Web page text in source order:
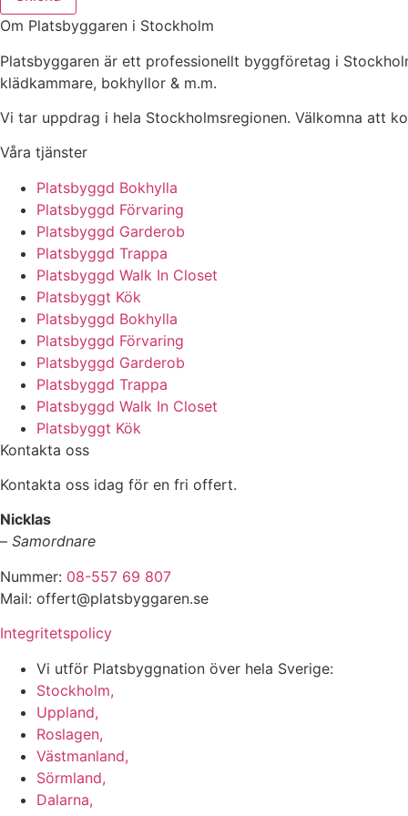
Om Platsbyggaren i Stockholm
Platsbyggaren är ett professionellt byggföretag i
klädkammare, bokhyllor & m.m.
Vi tar uppdrag i hela Stockholmsregionen. Välkomna att
Våra tjänster
Platsbyggd Bokhylla
Platsbyggd Förvaring
Platsbyggd Garderob
Platsbyggd Trappa
Platsbyggd Walk In Closet
Platsbyggt Kök
Platsbyggd Bokhylla
Platsbyggd Förvaring
Platsbyggd Garderob
Platsbyggd Trappa
Platsbyggd Walk In Closet
Platsbyggt Kök
Kontakta oss
Kontakta oss idag för en fri offert.
Nicklas
– Samordnare
Nummer: 08-557 69 807
Mail: offert@platsbyggaren.se
Integritetspolicy
Vi utför Platsbyggnation över hela Sverige:
Stockholm,
Uppland,
Roslagen,
Västmanland,
Sörmland,
Dalarna,